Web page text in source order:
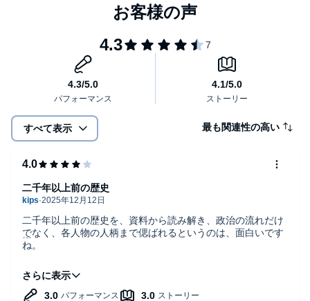
すべて表示 最も関連性の高い
二千年以上前の歴史を、資料から読み解き、政治の流れだけ
でなく、各人物の人柄まで偲ばれるというのは、面白いです
ね。
ロウアイが、始皇帝の母の、只の愛人であっただけではな
く、若い始皇帝の政治を支える能臣でも有った、というの
が、私にとって新しい発見でした。
二千年以上前の歴史